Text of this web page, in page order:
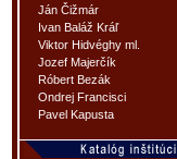
Ján Čižmár
Ivan Baláž Kráľ
Viktor Hidvéghy ml.
Jozef Majerčík
Róbert Bezák
Ondrej Francisci
Pavel Kapusta